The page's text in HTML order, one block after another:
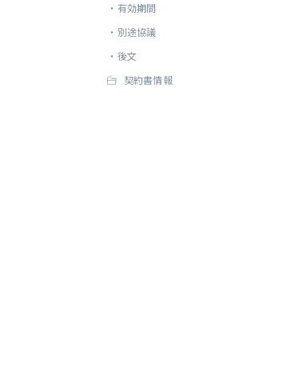
・ 有効期間
・ 別途協議
・ 後文
契約書情報